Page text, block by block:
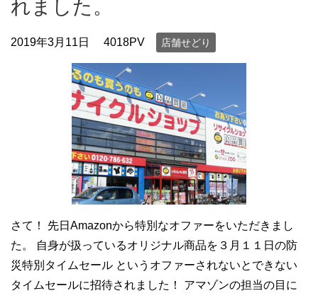
れました。
2019年3月11日 4018PV 店舗せどり
さて！ 先日Amazonから特別なオファーをいただきまし
た。 自身が扱っているオリジナル商品を３月１１日の防
災特別タイムセール というオファーされないとできない
タイムセールに招待されました！ アマゾンの担当の目に